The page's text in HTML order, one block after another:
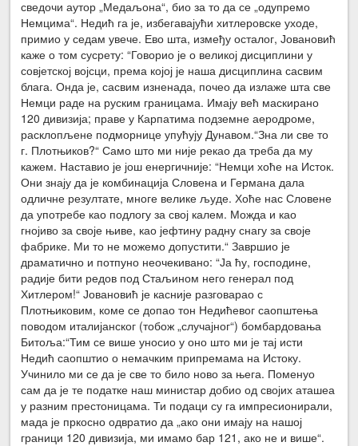
сведочи аутор „Медаљона“, био за то да се „одупремо
Немцима“. Недић га је, избегавајући хитлеровске уходе,
примио у седам увече. Ево шта, између осталог, Јовановић
каже о том сусрету: “Говорио је о великој дисциплини у
совјетској војсци, према којој је наша дисциплина сасвим
блага. Онда је, сасвим изненада, почео да излаже шта све
Немци раде на руским границама. Имају већ маскирано
120 дивизија; праве у Карпатима подземне аеродроме,
расклопљене подморнице упућују Дунавом.“Зна ли све то
г. Плотњиков?“ Само што ми није рекао да треба да му
кажем. Наставио је још енергичније: “Немци хоће на Исток.
Они знају да је комбинација Словена и Германа дала
одличне резултате, многе велике људе. Хоће нас Словене
да употребе као подлогу за свој калем. Можда и као
гнојиво за своје њиве, као јефтину радну снагу за своје
фабрике. Ми то не можемо допустити.“ Завршио је
драматично и потпуно неочекивано: “Ја ћу, господине,
радије бити редов под Стаљином него генерал под
Хитлером!“ Јовановић је касније разговарао с
Плотњиковим, коме се допао тон Недићевог саопштења
поводом италијанског (тобож „случајног“) бомбардовања
Битоља:“Тим се више уносио у оно што ми је тај исти
Недић саопштио о немачким припремама на Истоку.
Учинило ми се да је све то било ново за њега. Поменуо
сам да је те податке наш министар добио од својих аташеа
у разним престоницама. Ти подаци су га импресионирали,
мада је пркосно одвратио да „ако они имају на нашој
граници 120 дивизија, ми имамо бар 121, ако не и више“.